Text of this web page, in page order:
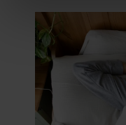
We gebruiken
personaliseren, om
en om ons
informatie over uw
partners voor social
partners kunnen